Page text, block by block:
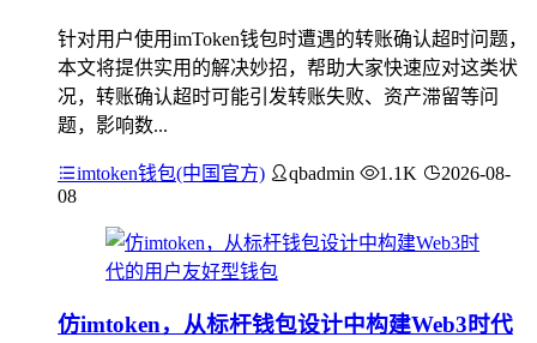
针对用户使用imToken钱包时遭遇的转账确认超时问题，
本文将提供实用的解决妙招，帮助大家快速应对这类状
况，转账确认超时可能引发转账失败、资产滞留等问
题，影响数...
imtoken钱包(中国官方) qbadmin 1.1K
2026-08-
08
仿imtoken，从标杆钱包设计中构建Web3时代